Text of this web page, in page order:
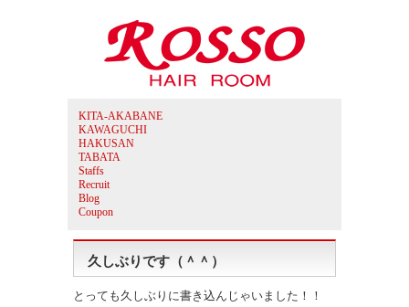
KITA-AKABANE
KAWAGUCHI
HAKUSAN
TABATA
Staffs
Recruit
Blog
Coupon
久しぶりです（＾＾）
とっても久しぶりに書き込んじゃいました！！